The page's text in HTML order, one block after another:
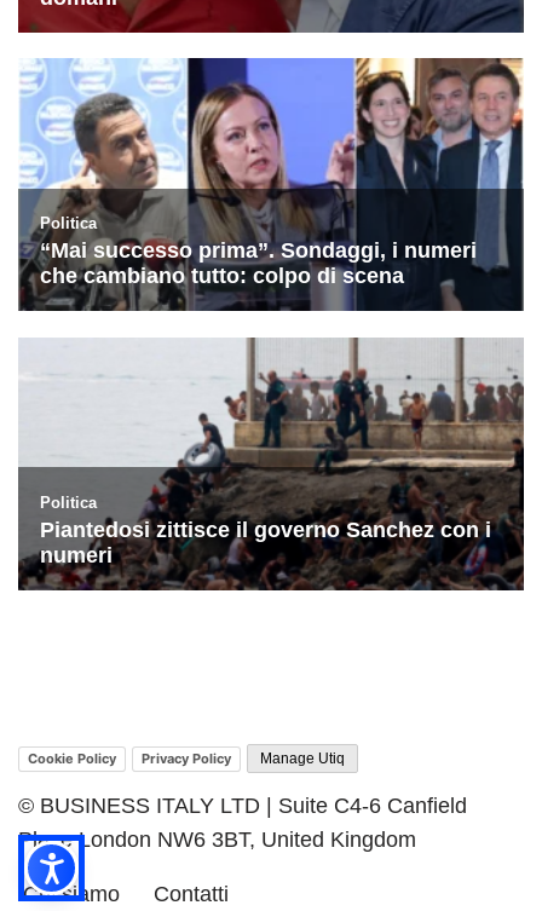
Cookie Policy Privacy Policy Manage Utiq
© BUSINESS ITALY LTD | Suite C4-6 Canfield
Place London NW6 3BT, United Kingdom
Chi siamo Contatti